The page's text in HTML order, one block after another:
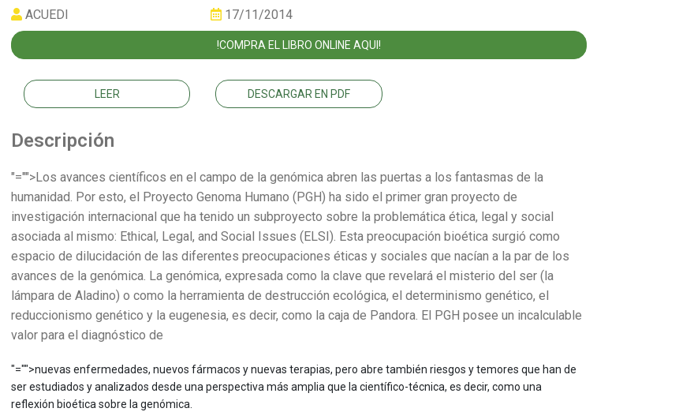
ACUEDI 17/11/2014
!COMPRA EL LIBRO ONLINE AQUI!
LEER DESCARGAR EN PDF
Descripción
"="">Los avances científicos en el campo de la genómica abren las puertas a los fantasmas de la
humanidad. Por esto, el Proyecto Genoma Humano (PGH) ha sido el primer gran proyecto de
investigación internacional que ha tenido un subproyecto sobre la problemática ética, legal y social
asociada al mismo: Ethical, Legal, and Social Issues (ELSI). Esta preocupación bioética surgió como
espacio de dilucidación de las diferentes preocupaciones éticas y sociales que nacían a la par de los
avances de la genómica. La genómica, expresada como la clave que revelará el misterio del ser (la
lámpara de Aladino) o como la herramienta de destrucción ecológica, el determinismo genético, el
reduccionismo genético y la eugenesia, es decir, como la caja de Pandora. El PGH posee un incalculable
valor para el diagnóstico de
"="">nuevas enfermedades, nuevos fármacos y nuevas terapias, pero abre también riesgos y temores que han de
ser estudiados y analizados desde una perspectiva más amplia que la científico-técnica, es decir, como una
reflexión bioética sobre la genómica.